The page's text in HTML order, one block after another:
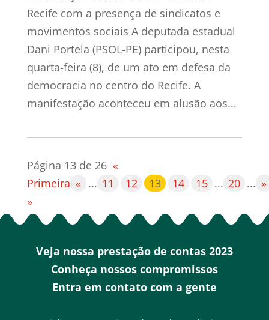
Recife com a presença de sindicatos e
movimentos sociais A deputada estadual
Dani Portela (PSOL-PE) participou, nesta
quarta-feira (8), de um ato em defesa da
democracia no centro do Recife. A
manifestação aconteceu em alusão aos...
Página 13 de 26 «
Primeira « ... 11 12 13 14 15 ... 20 ... »
»
Veja nossa prestação de contas 2023
Conheça nossos compromissos
Entra em contato com a gente